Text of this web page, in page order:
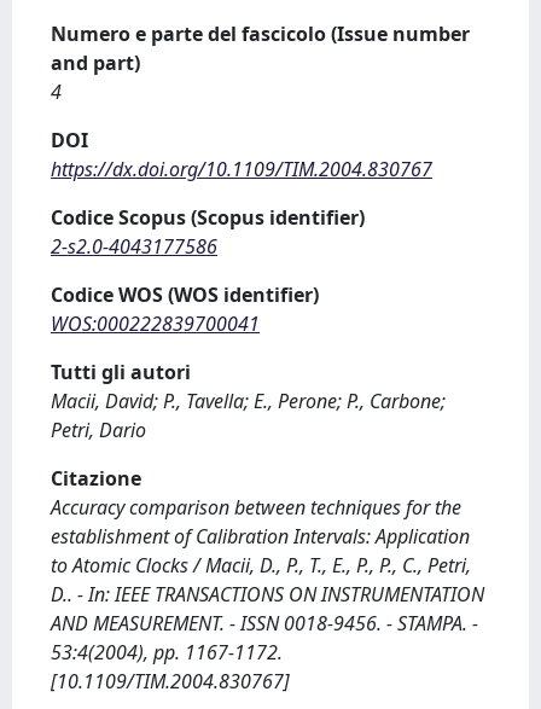
Numero e parte del fascicolo (Issue number
and part)
4
DOI
https://dx.doi.org/10.1109/TIM.2004.830767
Codice Scopus (Scopus identifier)
2-s2.0-4043177586
Codice WOS (WOS identifier)
WOS:000222839700041
Tutti gli autori
Macii, David; P., Tavella; E., Perone; P., Carbone;
Petri, Dario
Citazione
Accuracy comparison between techniques for the
establishment of Calibration Intervals: Application
to Atomic Clocks / Macii, D., P., T., E., P., P., C., Petri,
D.. - In: IEEE TRANSACTIONS ON INSTRUMENTATION
AND MEASUREMENT. - ISSN 0018-9456. - STAMPA. -
53:4(2004), pp. 1167-1172.
[10.1109/TIM.2004.830767]